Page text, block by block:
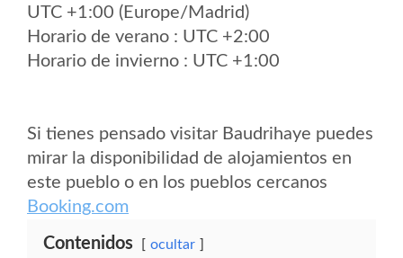
UTC +1:00 (Europe/Madrid)
Horario de verano : UTC +2:00
Horario de invierno : UTC +1:00
Si tienes pensado visitar Baudrihaye puedes
mirar la disponibilidad de alojamientos en
este pueblo o en los pueblos cercanos
Booking.com
Contenidos ocultar